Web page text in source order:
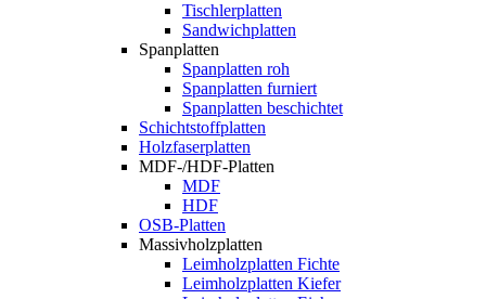
Tischlerplatten
Sandwichplatten
Spanplatten
Spanplatten roh
Spanplatten furniert
Spanplatten beschichtet
Schichtstoffplatten
Holzfaserplatten
MDF-/HDF-Platten
MDF
HDF
OSB-Platten
Massivholzplatten
Leimholzplatten Fichte
Leimholzplatten Kiefer